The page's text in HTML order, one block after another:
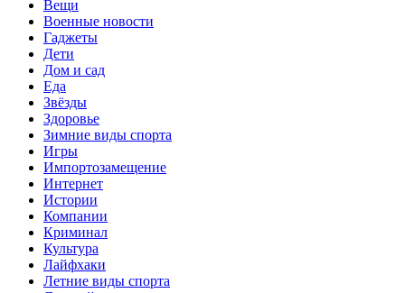
Вещи
Военные новости
Гаджеты
Дети
Дом и сад
Еда
Звёзды
Здоровье
Зимние виды спорта
Игры
Импортозамещение
Интернет
Истории
Компании
Криминал
Культура
Лайфхаки
Летние виды спорта